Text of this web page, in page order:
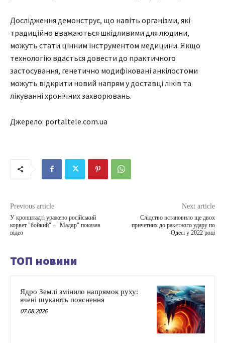
Дослідження демонструє, що навіть організми, які
традиційно вважаються шкідливими для людини,
можуть стати цінним інструментом медицини. Якщо
технологію вдасться довести до практичного
застосування, генетично модифіковані анкілостоми
можуть відкрити новий напрям у доставці ліків та
лікуванні хронічних захворювань.
Джерело: portaltele.com.ua
Previous article
У кронштадті уражено російський
корвет "бойкий" – "Мадяр" показав
відео
Next article
Слідство встановило ще двох
причетних до ракетного удару по
Одесі у 2022 році
ТОП новини
Ядро Землі змінило напрямок руху:
вчені шукають пояснення
07.08.2026